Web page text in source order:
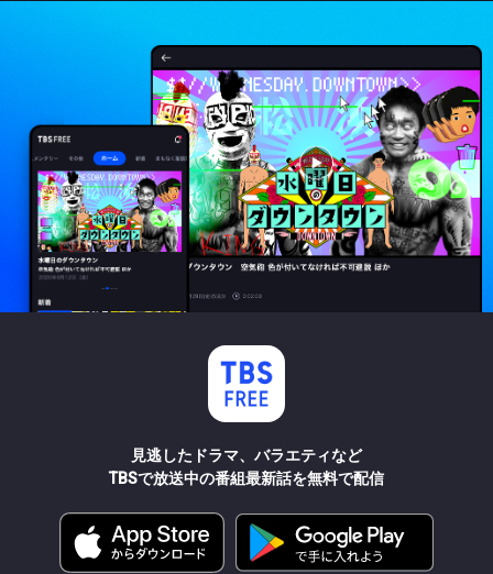
見逃したドラマ、バラエティなど
TBSで放送中の番組最新話を無料で配信